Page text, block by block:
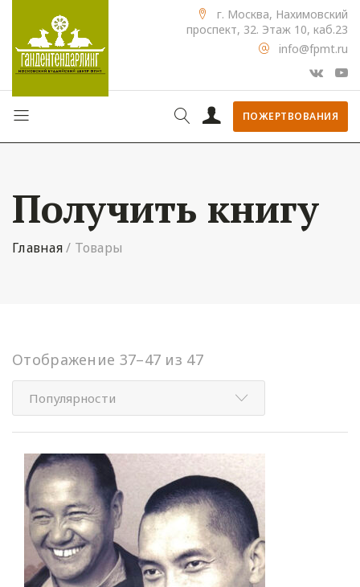
г. Москва, Нахимовский
проспект, 32. Этаж 10, каб.23
info@fpmt.ru
ПОЖЕРТВОВАНИЯ
Получить книгу
Главная/ Товары
Отображение 37–47 из 47
Популярности